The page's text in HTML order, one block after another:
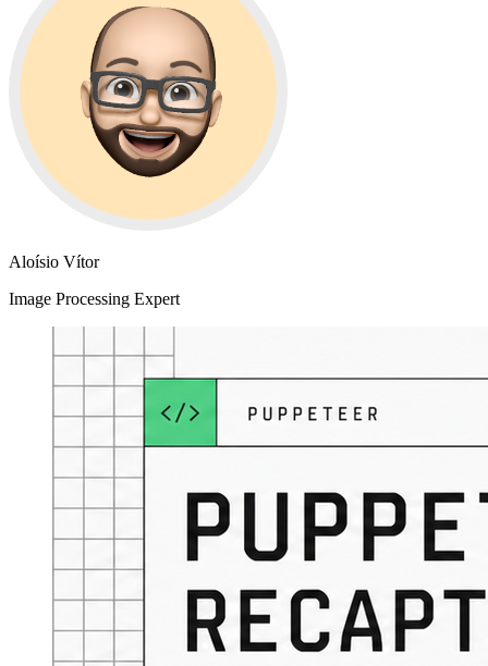
Aloísio Vítor
Image Processing Expert